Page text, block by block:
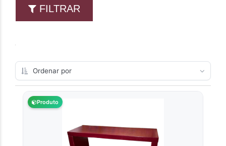
FILTRAR
Produto